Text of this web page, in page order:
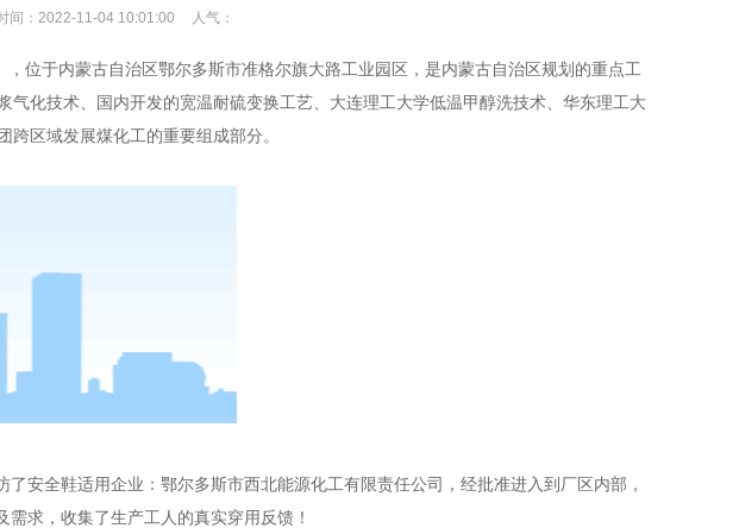
间：2022-11-04 10:01:00 人气：
位于内蒙古自治区鄂尔多斯市准格尔旗大路工业园区，是内蒙古自治区规划的重点工
化技术、国内开发的宽温耐硫变换工艺、大连理工大学低温甲醇洗技术、华东理工大
区域发展煤化工的重要组成部分。
安全鞋适用企业：鄂尔多斯市西北能源化工有限责任公司，经批准进入到厂区内部，
求，收集了生产工人的真实穿用反馈！